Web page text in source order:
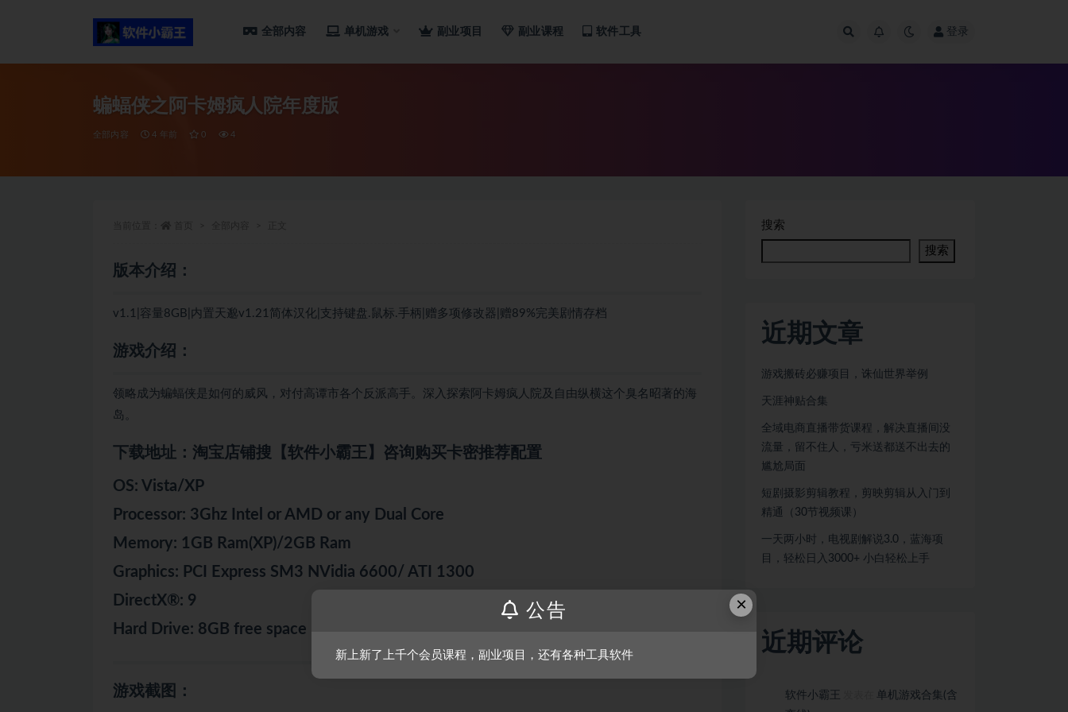
全部内容 单机游戏 副业项目 副业课程 软件工具 登录
蝙蝠侠之阿卡姆疯人院年度版
全部内容 4 年前 0 4
版本介绍：
v1.1|容量8GB|内置天邈v1.21简体汉化|支持键盘.鼠标.手柄|赠多项修改器|赠89%完美剧情存档
游戏介绍：
领略成为蝙蝠侠是如何的威风，对付高谭市各个反派高手。深入探索阿卡姆疯人院及自由纵横这个臭名昭著的海
岛。
下载地址：淘宝店铺搜【软件小霸王】咨询购买卡密推荐配置
OS: Vista/XP
Processor: 3Ghz Intel or AMD or any Dual Core
Memory: 1GB Ram(XP)/2GB Ram
Graphics: PCI Express SM3 NVidia 6600/ ATI 1300
DirectX®: 9
Hard Drive: 8GB free space
游戏截图：
搜索
搜索
近期文章
游戏搬砖必赚项目，诛仙世界举例
天涯神贴合集
全域电商直播带货课程，解决直播间没
流量，留不住人，亏米送都送不出去的
尴尬局面
短剧摄影剪辑教程，剪映剪辑从入门到
精通（30节视频课）
一天两小时，电视剧解说3.0，蓝海项
目，轻松日入3000+ 小白轻松上手
近期评论
软件小霸王
单机游戏合集(含
×
公告
新上新了上千个会员课程，副业项目，还有各种工具软件